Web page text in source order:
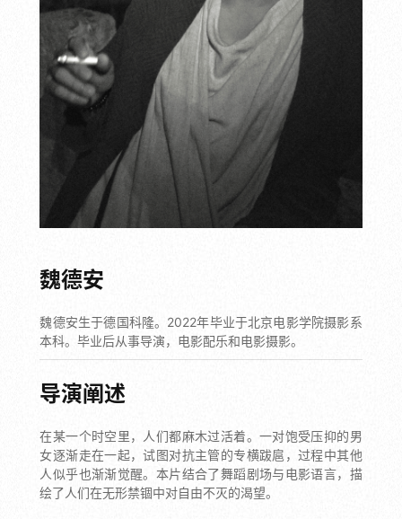
魏德安
魏德安生于德国科隆。2022年毕业于北京电影学院摄影系
本科。毕业后从事导演，电影配乐和电影摄影。
导演阐述
在某一个时空里，人们都麻木过活着。一对饱受压抑的男
女逐渐走在一起，试图对抗主管的专横跋扈，过程中其他
人似乎也渐渐觉醒。本片结合了舞蹈剧场与电影语言，描
绘了人们在无形禁锢中对自由不灭的渴望。